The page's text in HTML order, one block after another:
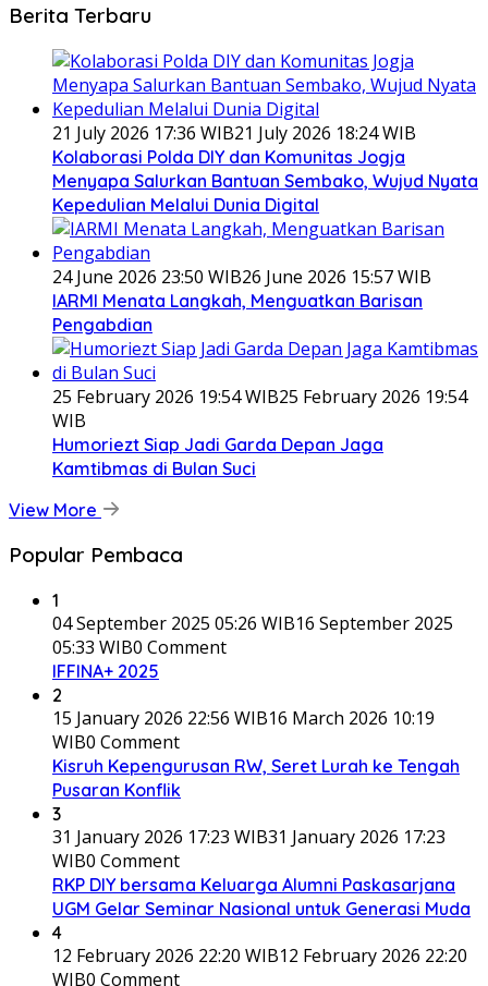
Berita Terbaru
21 July 2026 17:36 WIB21 July 2026 18:24 WIB
Kolaborasi Polda DIY dan Komunitas Jogja
Menyapa Salurkan Bantuan Sembako, Wujud Nyata
Kepedulian Melalui Dunia Digital
24 June 2026 23:50 WIB26 June 2026 15:57 WIB
IARMI Menata Langkah, Menguatkan Barisan
Pengabdian
25 February 2026 19:54 WIB25 February 2026 19:54
WIB
Humoriezt Siap Jadi Garda Depan Jaga
Kamtibmas di Bulan Suci
View More
Popular Pembaca
1
04 September 2025 05:26 WIB16 September 2025
05:33 WIB0 Comment
IFFINA+ 2025
2
15 January 2026 22:56 WIB16 March 2026 10:19
WIB0 Comment
Kisruh Kepengurusan RW, Seret Lurah ke Tengah
Pusaran Konflik
3
31 January 2026 17:23 WIB31 January 2026 17:23
WIB0 Comment
RKP DIY bersama Keluarga Alumni Paskasarjana
UGM Gelar Seminar Nasional untuk Generasi Muda
4
12 February 2026 22:20 WIB12 February 2026 22:20
WIB0 Comment